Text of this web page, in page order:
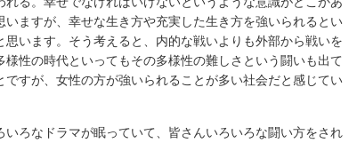
ますが、幸せな生き方や充実した生き方を強いられるとい
います。そう考えると、内的な戦いよりも外部から戦いを
性の時代といってもその多様性の難しさという闘いも出て
ですが、女性の方が強いられることが多い社会だと感じてい
ろなドラマが眠っていて、皆さんいろいろな闘い方をされ